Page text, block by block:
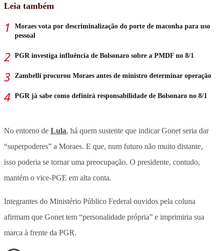
Leia também
Moraes vota por descriminalização do porte de maconha para uso
pessoal
PGR investiga influência de Bolsonaro sobre a PMDF no 8/1
Zambelli procurou Moraes antes de ministro determinar operação
PGR já sabe como definirá responsabilidade de Bolsonaro no 8/1
No entorno de Lula, há quem sustente que indicar Gonet seria dar
“superpoderes” a Moraes. E que, num futuro não muito distante,
isso poderia se tornar uma preocupação. O presidente, contudo,
mantém o vice-PGE em alta conta.
Integrantes do Ministério Público Federal ouvidos pela coluna
afirmam que Gonet tem “personalidade própria” e imprimiria sua
marca à frente da PGR.